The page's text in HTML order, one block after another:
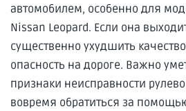
автомобилем, особенно для
Nissan Leopard. Если она
существенно ухудшить
опасность на дороге. Важно
признаки неисправности
вовремя обратиться за